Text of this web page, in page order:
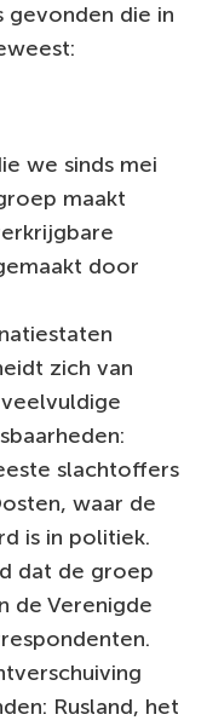
gevonden die in
we sinds mei
maakt
door
zich van
slachtoffers
waar de
is in politiek.
dat de groep
de Verenigde
Rusland, het